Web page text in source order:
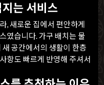
는 서비스
, 새로운 집에서 편안하게
였습니다. 가구 배치는 물
공간에서의 생활이 한층
항도 빠르게 반영해 주셔서